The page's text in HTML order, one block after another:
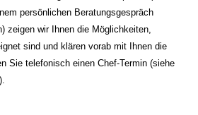
persönlichen Beratungsgespräch
zeigen wir Ihnen die Möglichkeiten,
sind und klären vorab mit Ihnen die
Sie telefonisch einen Chef-Termin (siehe